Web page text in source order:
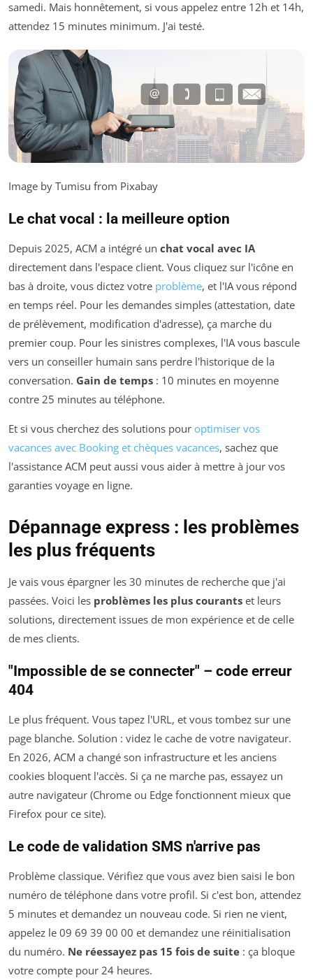
samedi. Mais honnêtement, si vous appelez entre 12h et 14h,
attendez 15 minutes minimum. J'ai testé.
Image by Tumisu from Pixabay
Le chat vocal : la meilleure option
Depuis 2025, ACM a intégré un chat vocal avec IA
directement dans l'espace client. Vous cliquez sur l'icône en
bas à droite, vous dictez votre problème, et l'IA vous répond
en temps réel. Pour les demandes simples (attestation, date
de prélèvement, modification d'adresse), ça marche du
premier coup. Pour les sinistres complexes, l'IA vous bascule
vers un conseiller humain sans perdre l'historique de la
conversation. Gain de temps : 10 minutes en moyenne
contre 25 minutes au téléphone.
Et si vous cherchez des solutions pour optimiser vos
vacances avec Booking et chèques vacances, sachez que
l'assistance ACM peut aussi vous aider à mettre à jour vos
garanties voyage en ligne.
Dépannage express : les problèmes
les plus fréquents
Je vais vous épargner les 30 minutes de recherche que j'ai
passées. Voici les problèmes les plus courants et leurs
solutions, directement issues de mon expérience et de celle
de mes clients.
"Impossible de se connecter" – code erreur
404
Le plus fréquent. Vous tapez l'URL, et vous tombez sur une
page blanche. Solution : videz le cache de votre navigateur.
En 2026, ACM a changé son infrastructure et les anciens
cookies bloquent l'accès. Si ça ne marche pas, essayez un
autre navigateur (Chrome ou Edge fonctionnent mieux que
Firefox pour ce site).
Le code de validation SMS n'arrive pas
Problème classique. Vérifiez que vous avez bien saisi le bon
numéro de téléphone dans votre profil. Si c'est bon, attendez
5 minutes et demandez un nouveau code. Si rien ne vient,
appelez le 09 69 39 00 00 et demandez une réinitialisation
du numéro. Ne réessayez pas 15 fois de suite : ça bloque
votre compte pour 24 heures.